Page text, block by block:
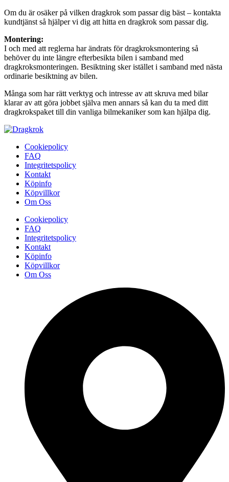
Om du är osäker på vilken dragkrok som passar dig bäst – kontakta
kundtjänst så hjälper vi dig att hitta en dragkrok som passar dig.
Montering:
I och med att reglerna har ändrats för dragkroksmontering så
behöver du inte längre efterbesikta bilen i samband med
dragkroksmonteringen. Besiktning sker istället i samband med nästa
ordinarie besiktning av bilen.
Många som har rätt verktyg och intresse av att skruva med bilar
klarar av att göra jobbet själva men annars så kan du ta med ditt
dragkrokspaket till din vanliga bilmekaniker som kan hjälpa dig.
Cookiepolicy
FAQ
Integritetspolicy
Kontakt
Köpinfo
Köpvillkor
Om Oss
Cookiepolicy
FAQ
Integritetspolicy
Kontakt
Köpinfo
Köpvillkor
Om Oss